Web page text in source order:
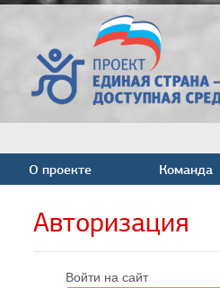
О проекте Команда
Авторизация
Войти на сайт